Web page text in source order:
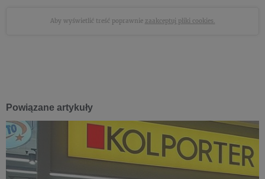
Aby wyświetlić treść poprawnie zaakceptuj pliki cookies.
Powiązane artykuły